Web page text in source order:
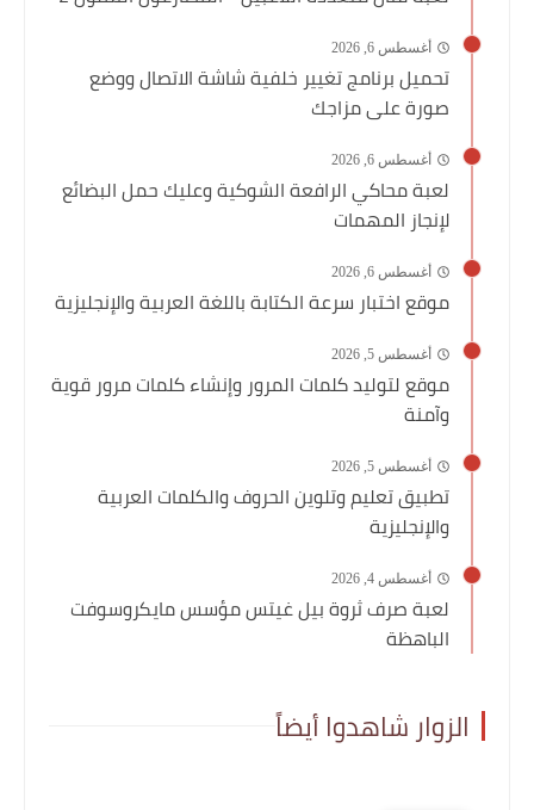
أغسطس 6, 2026
تحميل برنامج تغيير خلفية شاشة الاتصال ووضع
صورة على مزاجك
أغسطس 6, 2026
لعبة محاكي الرافعة الشوكية وعليك حمل البضائع
لإنجاز المهمات
أغسطس 6, 2026
موقع اختبار سرعة الكتابة باللغة العربية والإنجليزية
أغسطس 5, 2026
موقع لتوليد كلمات المرور وإنشاء كلمات مرور قوية
وآمنة
أغسطس 5, 2026
تطبيق تعليم وتلوين الحروف والكلمات العربية
والإنجليزية
أغسطس 4, 2026
لعبة صرف ثروة بيل غيتس مؤسس مايكروسوفت
الباهظة
الزوار شاهدوا أيضاً